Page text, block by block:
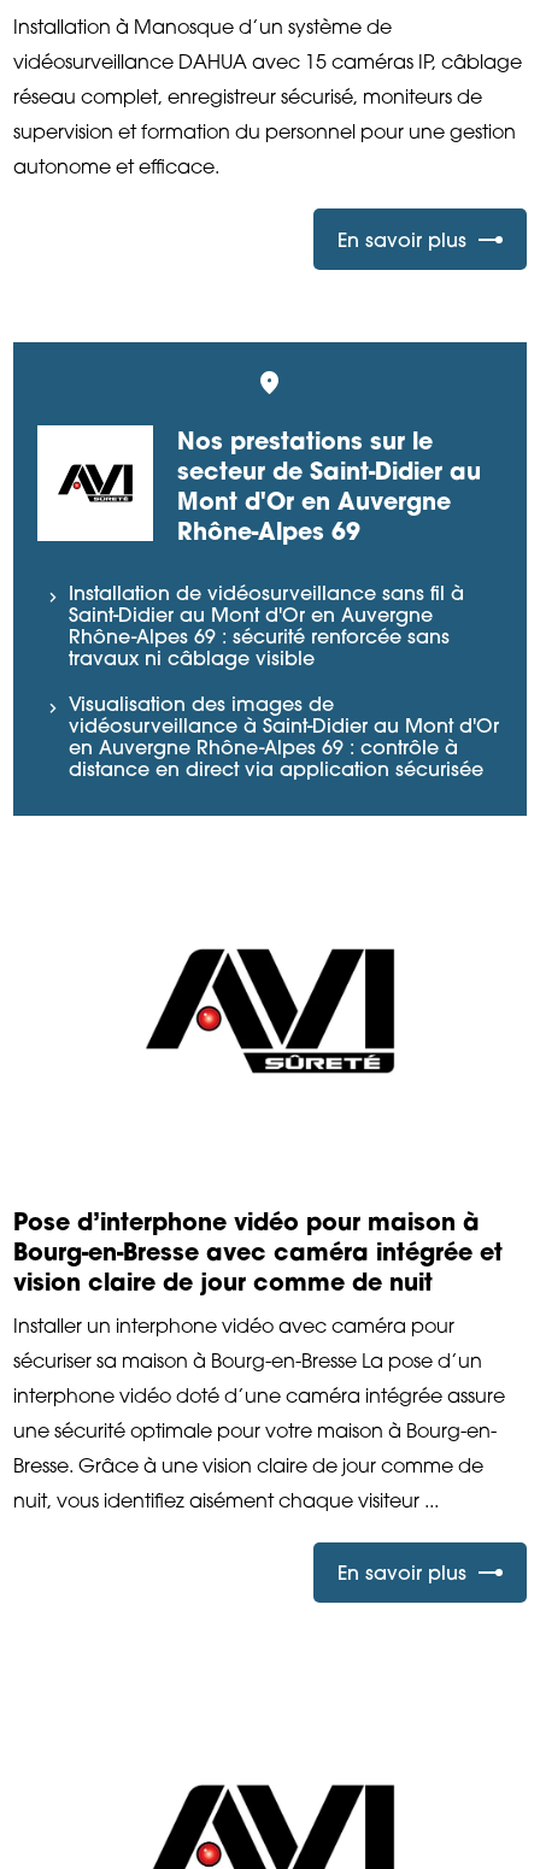
Installation à Manosque d’un système de
vidéosurveillance DAHUA avec 15 caméras IP, câblage
réseau complet, enregistreur sécurisé, moniteurs de
supervision et formation du personnel pour une gestion
autonome et efficace.
En savoir plus
Nos prestations sur le
secteur de Saint-Didier au
Mont d'Or en Auvergne
Rhône-Alpes 69
Installation de vidéosurveillance sans fil à
Saint-Didier au Mont d'Or en Auvergne
Rhône-Alpes 69 : sécurité renforcée sans
travaux ni câblage visible
Visualisation des images de
vidéosurveillance à Saint-Didier au Mont d'Or
en Auvergne Rhône-Alpes 69 : contrôle à
distance en direct via application sécurisée
Pose d’interphone vidéo pour maison à
Bourg-en-Bresse avec caméra intégrée et
vision claire de jour comme de nuit
Installer un interphone vidéo avec caméra pour
sécuriser sa maison à Bourg-en-Bresse La pose d’un
interphone vidéo doté d’une caméra intégrée assure
une sécurité optimale pour votre maison à Bourg-en-
Bresse. Grâce à une vision claire de jour comme de
nuit, vous identifiez aisément chaque visiteur ...
En savoir plus